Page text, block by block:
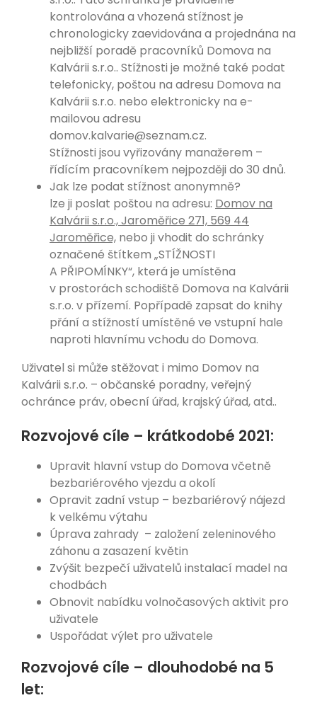
kontrolována a vhozená stížnost je
chronologicky zaevidována a projednána na
nejbližší poradě pracovníků Domova na
Kalvárii s.r.o.. Stížnosti je možné také podat
telefonicky, poštou na adresu Domova na
Kalvárii s.r.o. nebo elektronicky na e-
mailovou adresu
domov.kalvarie@seznam.cz.
Stížnosti jsou vyřizovány manažerem –
řídícím pracovníkem nejpozději do 30 dnů.
Jak lze podat stížnost anonymně?
lze ji poslat poštou na adresu: Domov na
Kalvárii s.r.o., Jaroměřice 271, 569 44
Jaroměřice, nebo ji vhodit do schránky
označené štítkem „STÍŽNOSTI
A PŘIPOMÍNKY“, která je umístěna
v prostorách schodiště Domova na Kalvárii
s.r.o. v přízemí. Popřípadě zapsat do knihy
přání a stížností umístěné ve vstupní hale
naproti hlavnímu vchodu do Domova.
Uživatel si může stěžovat i mimo Domov na
Kalvárii s.r.o. – občanské poradny, veřejný
ochránce práv, obecní úřad, krajský úřad, atd..
Rozvojové cíle – krátkodobé 2021:
Upravit hlavní vstup do Domova včetně
bezbariérového vjezdu a okolí
Opravit zadní vstup – bezbariérový nájezd
k velkému výtahu
Úprava zahrady – založení zeleninového
záhonu a zasazení květin
Zvýšit bezpečí uživatelů instalací madel na
chodbách
Obnovit nabídku volnočasových aktivit pro
uživatele
Uspořádat výlet pro uživatele
Rozvojové cíle – dlouhodobé na 5
let: